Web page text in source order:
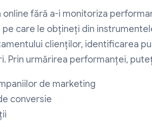
online fără a-i monitoriza
pe care le obțineți din
clienților, identificarea
Prin urmărirea performanței,
de marketing
conversie